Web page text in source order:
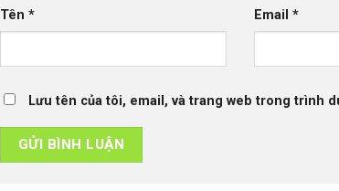
Tên* Email*
Lưu tên của tôi, email, và trang web trong trình